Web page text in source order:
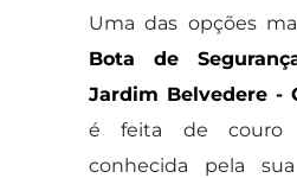
Uma das opções
Bota de
Jardim Belvedere -
é feita de couro
conhecida pela